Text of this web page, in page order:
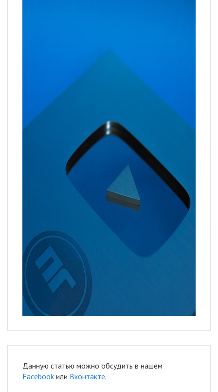
Данную статью можно обсудить в нашем
Facebook или Вконтакте.